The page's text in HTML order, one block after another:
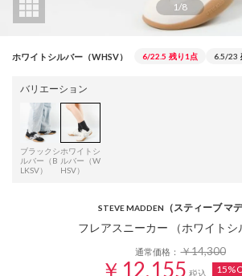
1/8
ホワイトシルバー（WHSV） 6/22.5 残り1点 6.5/23
バリエーション
ブラックシ
ルバー（B
LKSV）
ホワイトシ
ルバー（W
HSV）
STEVE MADDEN （スティーブ マデ
フレアスニーカー （ホワイトシ
通常価格：￥14,300
￥12,155 税込